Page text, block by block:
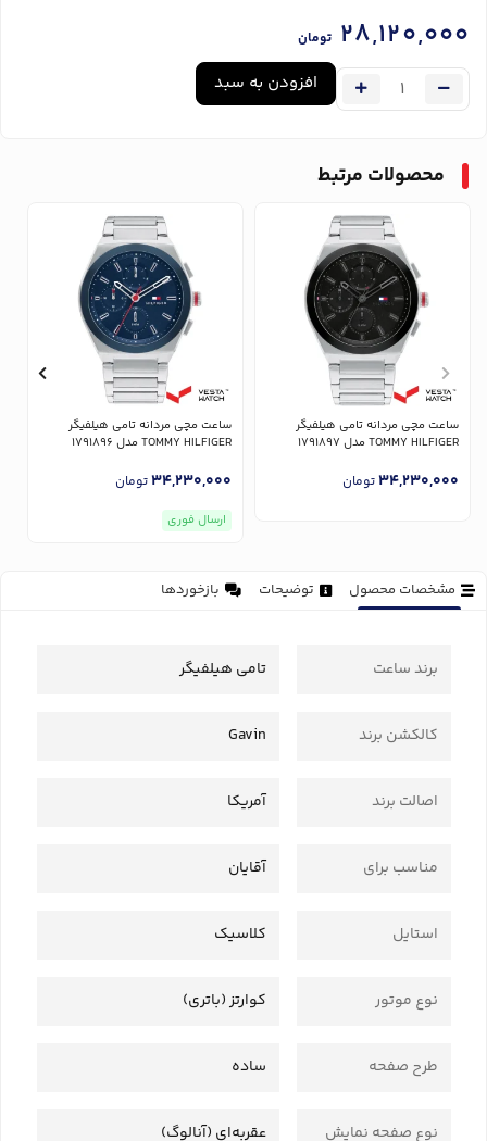
28,120,000 تومان
افزودن به سبد
محصولات مرتبط
ساعت مچی مردانه تامی هیلفیگر
TOMMY HILFIGER مدل 1791897
34,230,000تومان
ساعت مچی مردانه تامی هیلفیگر
TOMMY HILFIGER مدل 1791896
34,230,000تومان
ارسال فوری
مشخصات محصول توضیحات بازخوردها
برند ساعت تامی هیلفیگر
کالکشن برند Gavin
اصالت برند آمریکا
مناسب برای آقایان
استایل کلاسیک
نوع موتور کوارتز (باتری)
طرح صفحه ساده
نوع صفحه نمایش عقربه‌ای (آنالوگ)